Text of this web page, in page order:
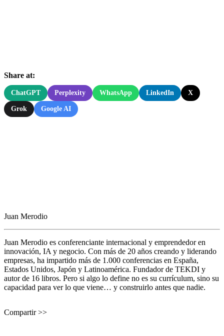
Share at:
ChatGPT Perplexity WhatsApp LinkedIn X
Grok Google AI
Juan Merodio
Juan Merodio es conferenciante internacional y emprendedor en
innovación, IA y negocio. Con más de 20 años creando y liderando
empresas, ha impartido más de 1.000 conferencias en España,
Estados Unidos, Japón y Latinoamérica. Fundador de TEKDI y
autor de 16 libros. Pero si algo lo define no es su currículum, sino su
capacidad para ver lo que viene… y construirlo antes que nadie.
Compartir >>